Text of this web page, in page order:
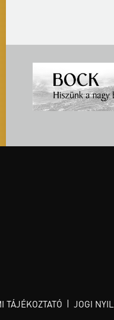
TÁJÉKOZTATÓ JOGI